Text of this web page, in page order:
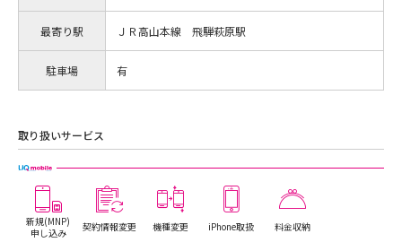
最寄り駅 ＪＲ高山本線 飛騨萩原駅
駐車場 有
取り扱いサービス
新規(MNP)
申し込み
契約情報変更 機種変更 iPhone取扱 料金収納